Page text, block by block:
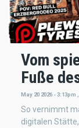
Vom
Fuße
May 20 2026 - 3:13pm
So vernimmt
digitalen